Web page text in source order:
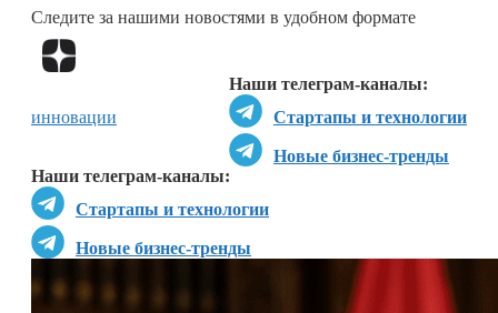
Следите за нашими новостями в удобном формате
Наши телеграм-каналы:
Стартапы и технологии
Новые бизнес-тренды
Наши телеграм-каналы:
Стартапы и технологии
Новые бизнес-тренды
инновации